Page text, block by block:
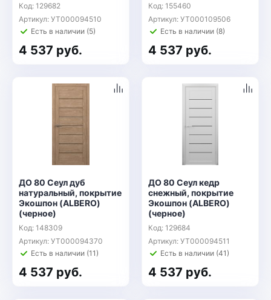
Код: 129682
Артикул: УТ000094510
Есть в наличии (5)
4 537 руб.
Код: 155460
Артикул: УТ000109506
Есть в наличии (8)
4 537 руб.
ДО 80 Сеул дуб
натуральный, покрытие
Экошпон (ALBERO)
(черное)
Код: 148309
Артикул: УТ000094370
Есть в наличии (11)
4 537 руб.
ДО 80 Сеул кедр
снежный, покрытие
Экошпон (ALBERO)
(черное)
Код: 129684
Артикул: УТ000094511
Есть в наличии (41)
4 537 руб.